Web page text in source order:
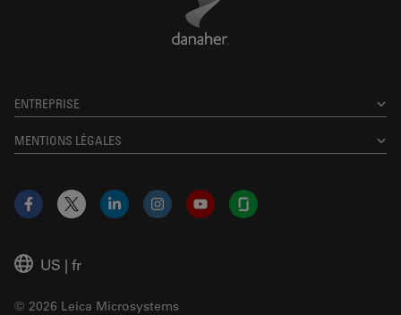
ENTREPRISE
MENTIONS LÉGALES
US | fr
© 2026 Leica Microsystems
Facebook
X LinkedInInstagramYouTubeGlassdoor